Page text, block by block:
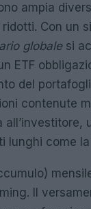
ampia
Con un
globalesi
ETF
del
contenute
lunghi come
Il